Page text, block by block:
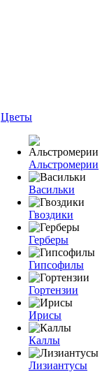
Цветы
Альстромерии
Васильки
Гвоздики
Герберы
Гипсофилы
Гортензии
Ирисы
Каллы
Лизиантусы